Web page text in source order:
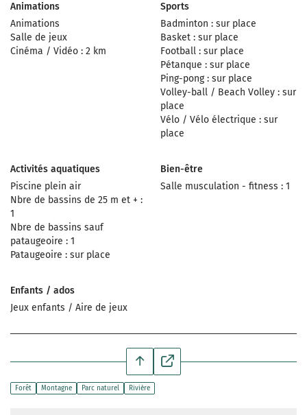
Animations
Animations
Salle de jeux
Cinéma / Vidéo : 2 km
Sports
Badminton : sur place
Basket : sur place
Football : sur place
Pétanque : sur place
Ping-pong : sur place
Volley-ball / Beach Volley : sur
place
Vélo / Vélo électrique : sur
place
Activités aquatiques
Piscine plein air
Nbre de bassins de 25 m et + :
1
Nbre de bassins sauf
pataugeoire : 1
Pataugeoire : sur place
Bien-être
Salle musculation - fitness : 1
Enfants / ados
Jeux enfants / Aire de jeux
Forêt Montagne Parc naturel Rivière